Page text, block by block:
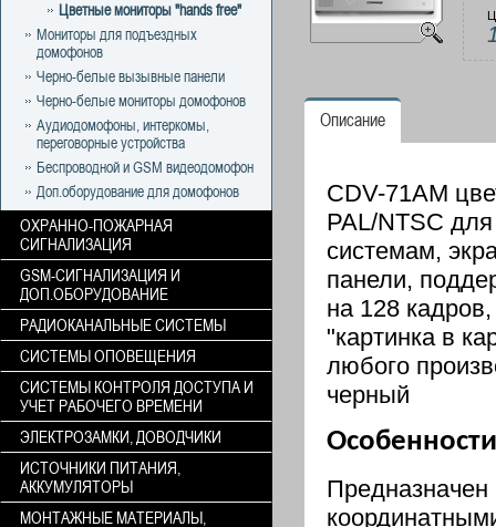
Описание
CDV-71AM
PAL/NTSC
системам,
панели,
на 128
"картинка в
любого
черный
Цветные мониторы "hands free"
Мониторы для подъездных
домофонов
Черно-белые вызывные панели
Черно-белые мониторы домофонов
Аудиодомофоны, интеркомы,
переговорные устройства
Беспроводной и GSM видеодомофон
Доп.оборудование для домофонов
ОХРАННО-ПОЖАРНАЯ
СИГНАЛИЗАЦИЯ
GSM-СИГНАЛИЗАЦИЯ И
ДОП.ОБОРУДОВАНИЕ
РАДИОКАНАЛЬНЫЕ СИСТЕМЫ
СИСТЕМЫ ОПОВЕЩЕНИЯ
СИСТЕМЫ КОНТРОЛЯ ДОСТУПА И
УЧЕТ РАБОЧЕГО ВРЕМЕНИ
ЭЛЕКТРОЗАМКИ, ДОВОДЧИКИ
ИСТОЧНИКИ ПИТАНИЯ,
АККУМУЛЯТОРЫ
МОНТАЖНЫЕ МАТЕРИАЛЫ,